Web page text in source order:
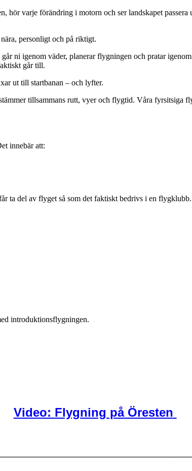
varje förändring i motorn och ser landskapet passera
personligt och på riktigt.
ni igenom väder, planerar flygningen och pratar
går till.
ut till startbanan – och lyfter.
tillsammans rutt, vyer och flygtid. Våra fyrsitsiga
innebär att:
ta del av flyget så som det faktiskt bedrivs i en flygklubb.
introduktionsflygningen.
Video: Flygning på Öresten